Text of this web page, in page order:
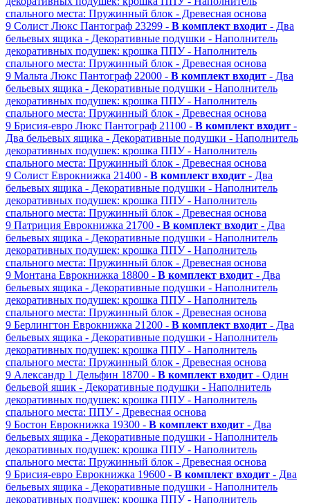
спального места: Пружинный блок - Древесная основа
9 Солист Люкс Пантограф 23299 - В комплект входит - Два
бельевых ящика - Декоративные подушки - Наполнитель
декоративных подушек: крошка ППУ - Наполнитель
спального места: Пружинный блок - Древесная основа
9 Мальта Люкс Пантограф 22000 - В комплект входит - Два
бельевых ящика - Декоративные подушки - Наполнитель
декоративных подушек: крошка ППУ - Наполнитель
спального места: Пружинный блок - Древесная основа
9 Брисия-евро Люкс Пантограф 21100 - В комплект входит -
Два бельевых ящика - Декоративные подушки - Наполнитель
декоративных подушек: крошка ППУ - Наполнитель
спального места: Пружинный блок - Древесная основа
9 Солист Еврокнижка 21400 - В комплект входит - Два
бельевых ящика - Декоративные подушки - Наполнитель
декоративных подушек: крошка ППУ - Наполнитель
спального места: Пружинный блок - Древесная основа
9 Патриция Еврокнижка 21700 - В комплект входит - Два
бельевых ящика - Декоративные подушки - Наполнитель
декоративных подушек: крошка ППУ - Наполнитель
спального места: Пружинный блок - Древесная основа
9 Монтана Еврокнижка 18800 - В комплект входит - Два
бельевых ящика - Декоративные подушки - Наполнитель
декоративных подушек: крошка ППУ - Наполнитель
спального места: Пружинный блок - Древесная основа
9 Берлингтон Еврокнижка 21200 - В комплект входит - Два
бельевых ящика - Декоративные подушки - Наполнитель
декоративных подушек: крошка ППУ - Наполнитель
спального места: Пружинный блок - Древесная основа
9 Александр 1 Дельфин 18700 - В комплект входит - Один
бельевой ящик - Декоративные подушки - Наполнитель
декоративных подушек: крошка ППУ - Наполнитель
спального места: ППУ - Древесная основа
9 Бостон Еврокнижка 19300 - В комплект входит - Два
бельевых ящика - Декоративные подушки - Наполнитель
декоративных подушек: крошка ППУ - Наполнитель
спального места: Пружинный блок - Древесная основа
9 Брисия-евро Еврокнижка 19600 - В комплект входит - Два
бельевых ящика - Декоративные подушки - Наполнитель
декоративных подушек: крошка ППУ - Наполнитель